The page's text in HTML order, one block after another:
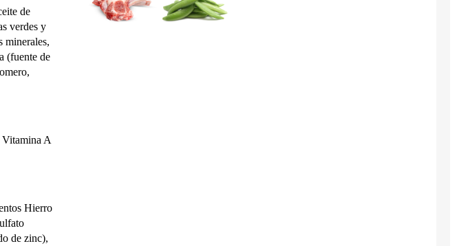
de
verdes y
minerales,
(fuente de
Vitamina A
Hierro
de zinc),